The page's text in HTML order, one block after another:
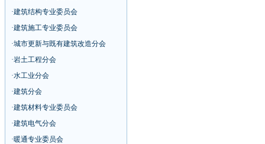
·建筑结构专业委员会
·建筑施工专业委员会
·城市更新与既有建筑改造分会
·岩土工程分会
·水工业分会
·建筑分会
·建筑材料专业委员会
·建筑电气分会
·暖通专业委员会